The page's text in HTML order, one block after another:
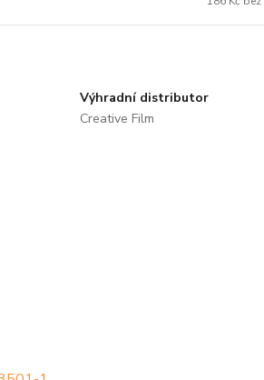
Výhradní distributor
Creative Film